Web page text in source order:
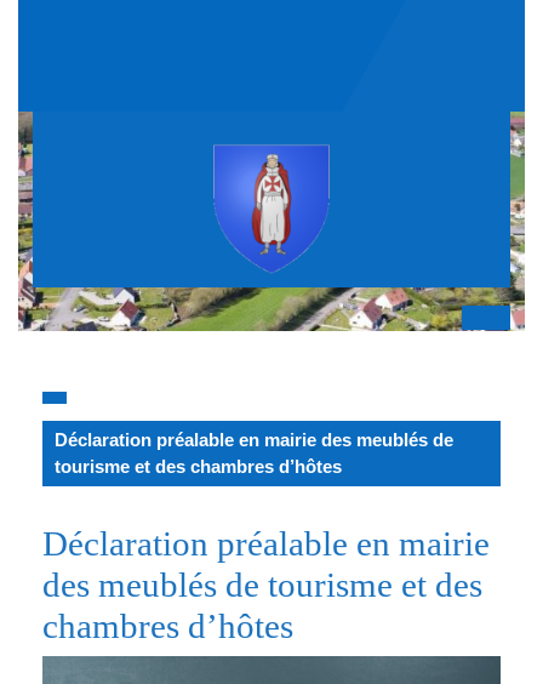
content
Déclaration préalable en mairie des meublés de
tourisme et des chambres d’hôtes
Déclaration préalable en mairie
des meublés de tourisme et des
chambres d’hôtes